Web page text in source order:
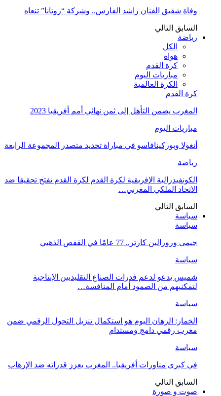
وفاة شقيق الفنان راشد الفارس.. وشركة “روتانا” تنعاه
السابق التالي
رياضة
الكل
هواة
كرة القدم
مباريات اليوم
الكرة العالمية
كرة القدم
المغرب يضمن التأهل إلى ثمن نهائي أمم أفريقيا 2023
مباريات اليوم
أنغولا وبوركينافاسو في مباراة تحديد متصدر المجموعة الرابعة
رياضة
الكونفيدرالية الإفريقية لكرة القدم لكرة القدم تفتح تحقيقا ضد
الاتحاد الملكي المغربي…
السابق التالي
سياسة
سياسة
جيمى وروزالين كارتر.. 77 عامًا في القفص الذهبي
سياسة
شميس يدعو لدعم قدرات الصناع التقليديين الإنتاجية
لتمكنيهم من الصمود أمام المنافسة…
سياسة
الخمار: الرهان اليوم هو استكمال تنزيل التحول الرقمي ضمن
مغرب رقمي دامج ومستدام
سياسة
في كبرى مناورات أفريقيا.. المغرب يعزز قدراته ضد الإرهاب
السابق التالي
صوت و صورة